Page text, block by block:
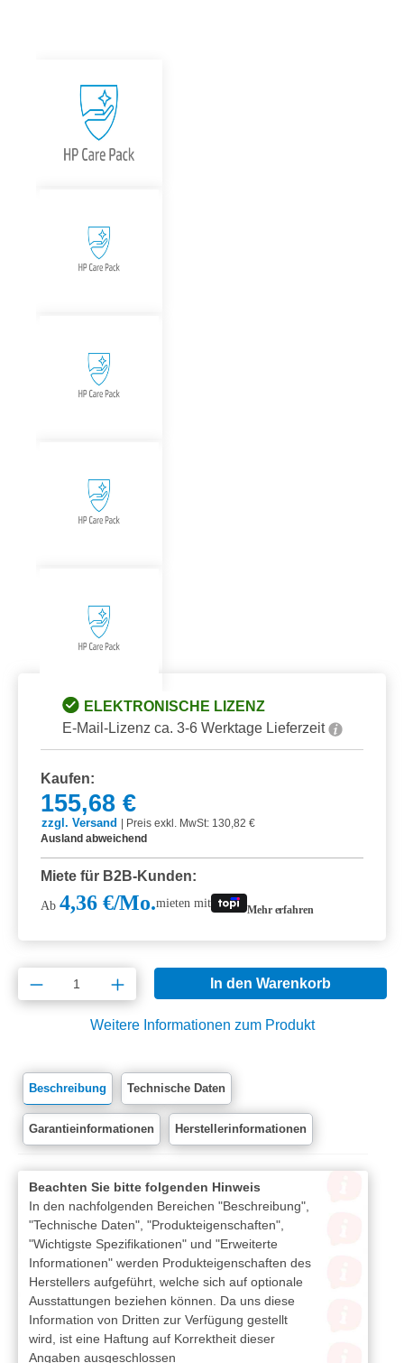
ELEKTRONISCHE LIZENZ
E-Mail-Lizenz ca. 3-6 Werktage Lieferzeit
Kaufen:
155,68 €
zzgl. Versand
Preis exkl. MwSt: 130,82 €
Ausland abweichend
Miete für B2B-Kunden:
Ab 4,36 €/Mo.mieten mit Mehr erfahren
Produkt Anzahl: Gib den gewünschten
In den Warenkorb
Weitere Informationen zum Produkt
Beschreibung Technische Daten
Garantieinformationen Herstellerinformationen
Beachten Sie bitte folgenden Hinweis
In den nachfolgenden Bereichen "Beschreibung",
"Technische Daten", "Produkteigenschaften",
"Wichtigste Spezifikationen" und "Erweiterte
Informationen" werden Produkteigenschaften des
Herstellers aufgeführt, welche sich auf optionale
Ausstattungen beziehen können. Da uns diese
Information von Dritten zur Verfügung gestellt
wird, ist eine Haftung auf Korrektheit dieser
Angaben ausgeschlossen